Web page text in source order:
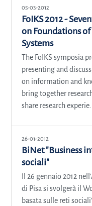
05-03-2012
FoIKS 2012 -
on Foundations
Systems
The FoIKS symposia
presenting and
on information and
bring together
share research experie...
26-01-2012
BiNet "Business
sociali"
Il 26 gennaio 2012
di Pisa si svolgerà il
basata sulle reti